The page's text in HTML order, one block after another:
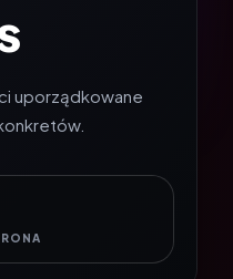
uporządkowane